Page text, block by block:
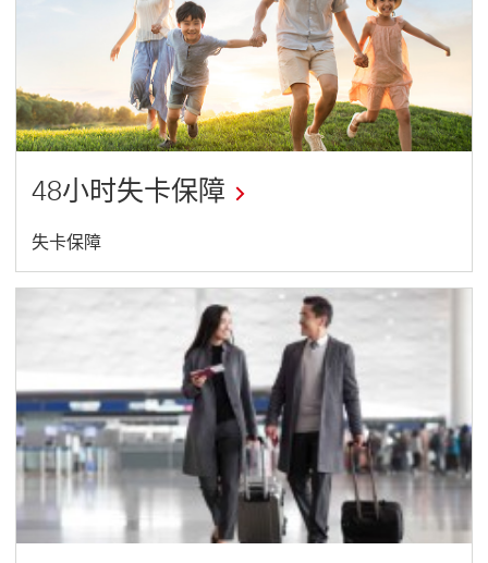
48小时失卡保障
This
link
open
a
new
window
失卡保障